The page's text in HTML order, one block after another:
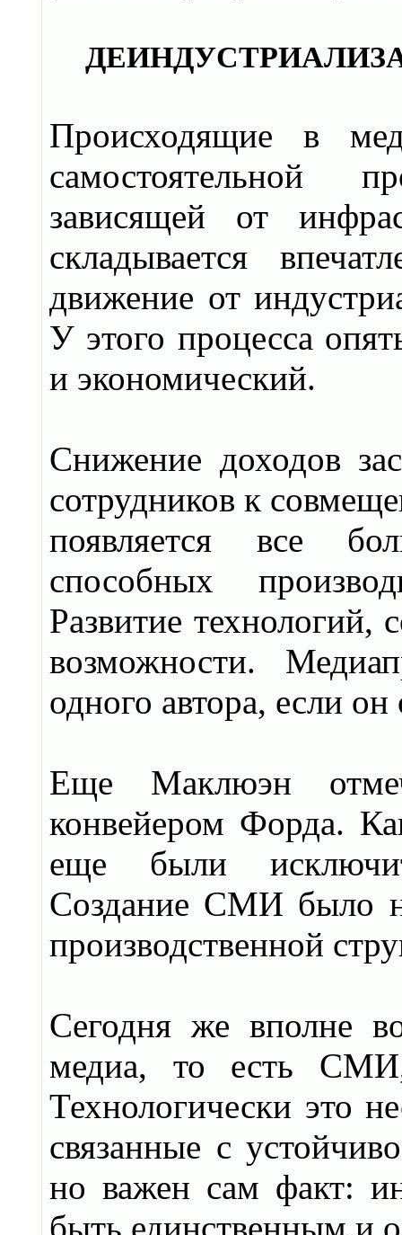
Происходящие в
самостоятельной
зависящей от
складывается
движение от
У этого процесса
и экономический.
Снижение доходов
сотрудников к
появляется все
способных
Развитие технологий,
возможности.
одного автора, если
Еще Маклюэн
конвейером Форда.
еще были
Создание СМИ было
производственной
Сегодня же вполне
медиа, то есть СМИ,
Технологически это
связанные с
но важен сам факт:
быть единственным и